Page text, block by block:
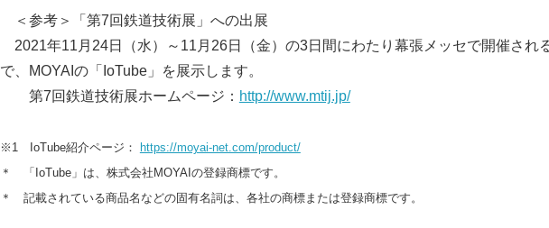
＜参考＞「第7回鉄道技術展」への出展
2021年11月24日（水）～11月26日（金）の3日間にわたり幕張メッセで開催され
で、MOYAIの「IoTube」を展示します。
第7回鉄道技術展ホームページ： http://www.mtij.jp/
※1 IoTube紹介ページ：
https://moyai-net.com/product/
＊ 「IoTube」は、株式会社MOYAIの登録商標です。
＊ 記載されている商品名などの固有名詞は、各社の商標または登録商標です。